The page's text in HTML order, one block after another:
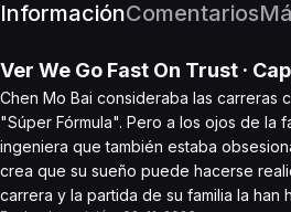
InformaciónComentarios
Ver We Go Fast On Trust ·
Chen Mo Bai consideraba las carreras
"Súper Fórmula". Pero a los ojos de la
ingeniera que también estaba
crea que su sueño puede hacerse
carrera y la partida de su familia la han